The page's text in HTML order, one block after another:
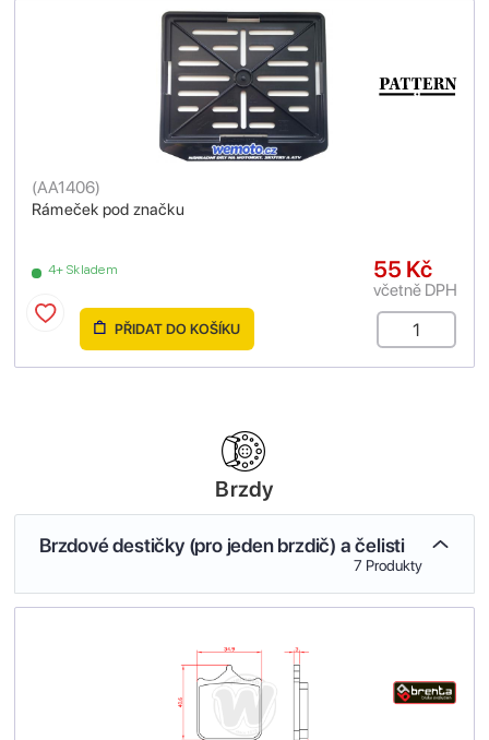
Rámeček pod značku
(AA1406)
4+ Skladem 55 Kč
včetně DPH
PŘIDAT DO KOŠÍKU
Brzdy
Brzdové destičky (pro jeden brzdič) a čelisti
7 Produkty